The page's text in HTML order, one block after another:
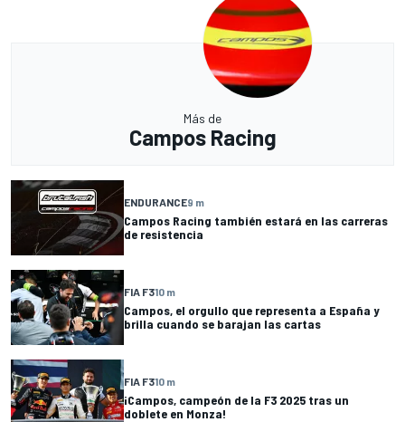
Más de
Campos Racing
ENDURANCE9 m
Campos Racing también estará en las carreras
de resistencia
FIA F310 m
Campos, el orgullo que representa a España y
brilla cuando se barajan las cartas
FIA F310 m
¡Campos, campeón de la F3 2025 tras un
doblete en Monza!